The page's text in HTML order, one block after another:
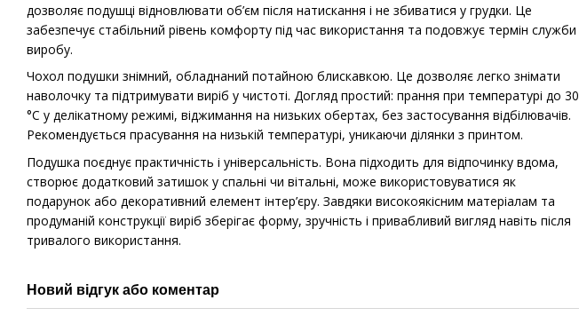
дозволяє подушці відновлювати об’єм після натискання і не збиватися у грудки. Це
забезпечує стабільний рівень комфорту під час використання та подовжує термін служби
виробу.
Чохол подушки знімний, обладнаний потайною блискавкою. Це дозволяє легко знімати
наволочку та підтримувати виріб у чистоті. Догляд простий: прання при температурі до 30
°C у делікатному режимі, віджимання на низьких обертах, без застосування відбілювачів.
Рекомендується прасування на низькій температурі, уникаючи ділянки з принтом.
Подушка поєднує практичність і універсальність. Вона підходить для відпочинку вдома,
створює додатковий затишок у спальні чи вітальні, може використовуватися як
подарунок або декоративний елемент інтер’єру. Завдяки високоякісним матеріалам та
продуманій конструкції виріб зберігає форму, зручність і привабливий вигляд навіть після
тривалого використання.
Новий відгук або коментар